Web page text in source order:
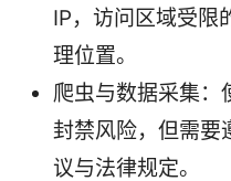
IP，访问区域受限
理位置。
爬虫与数据采集：
封禁风险，但需
议与法律规定。